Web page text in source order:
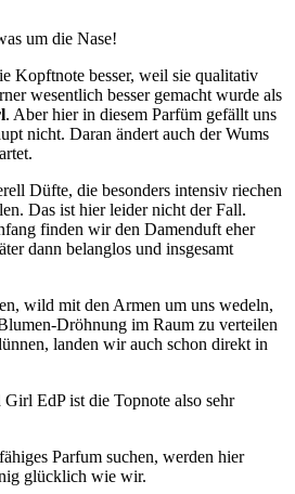
um die Nase!
Kopftnote besser, weil sie qualitativ
wesentlich besser gemacht wurde als
. Aber hier in diesem Parfüm gefällt uns
nicht. Daran ändert auch der Wums
Düfte, die besonders intensiv riechen
Das ist hier leider nicht der Fall.
finden wir den Damenduft eher
dann belanglos und insgesamt
wild mit den Armen um uns wedeln,
Dröhnung im Raum zu verteilen
landen wir auch schon direkt in
EdP ist die Topnote also sehr
Parfum suchen, werden hier
glücklich wie wir.